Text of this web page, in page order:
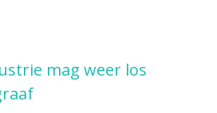
mag weer los